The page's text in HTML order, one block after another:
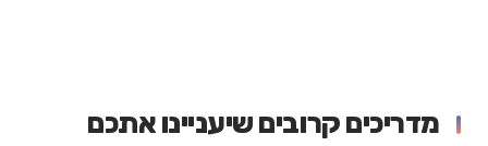
מדריכים קרובים שיעניינו אתכם